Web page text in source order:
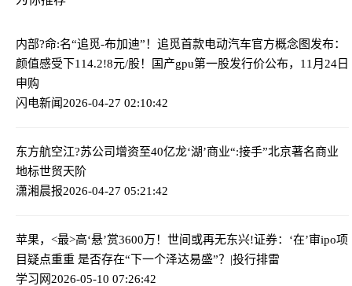
内部?命:名“追觅-布加迪”！追觅首款电动汽车官方概念图发布：
颜值感受下114.2!8元/股！国产gpu第一股发行价公布，11月24日
申购
闪电新闻2026-04-27 02:10:42
东方航空江?苏公司增资至40亿龙‘湖’商业“:接手”北京著名商业
地标世贸天阶
潇湘晨报2026-04-27 05:21:42
苹果，<最>高‘悬’赏3600万！ 世间或再无东兴!证券：‘在’审ipo项
目疑点重重 是否存在“下一个泽达易盛”？|投行排雷
学习网2026-05-10 07:26:42